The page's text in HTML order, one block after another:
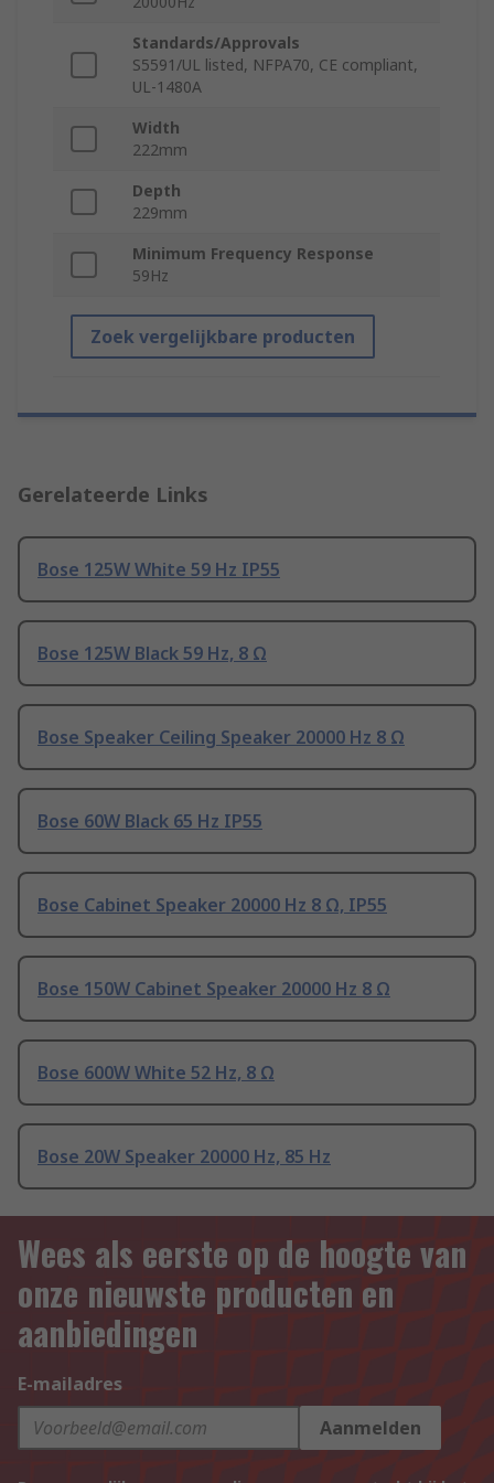
Standards/Approvals
S5591/UL listed, NFPA70, CE compliant,
UL-1480A
Width
222mm
Depth
229mm
Minimum Frequency Response
59Hz
Zoek vergelijkbare producten
Gerelateerde Links
Bose 125W White 59 Hz IP55
Bose 125W Black 59 Hz, 8 Ω
Bose Speaker Ceiling Speaker 20000 Hz 8 Ω
Bose 60W Black 65 Hz IP55
Bose Cabinet Speaker 20000 Hz 8 Ω, IP55
Bose 150W Cabinet Speaker 20000 Hz 8 Ω
Bose 600W White 52 Hz, 8 Ω
Bose 20W Speaker 20000 Hz, 85 Hz
Wees als eerste op de hoogte van
onze nieuwste producten en
aanbiedingen
E-mailadres
Aanmelden